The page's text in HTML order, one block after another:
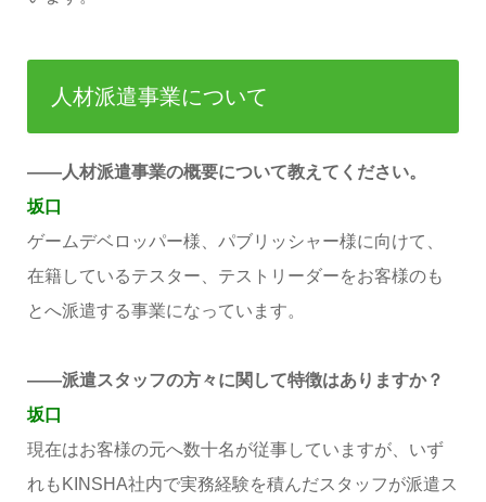
人材派遣事業について
――人材派遣事業の概要について教えてください。
坂口
ゲームデベロッパー様、パブリッシャー様に向けて、
在籍しているテスター、テストリーダーをお客様のも
とへ派遣する事業になっています。
――派遣スタッフの方々に関して特徴はありますか？
坂口
現在はお客様の元へ数十名が従事していますが、いず
れもKINSHA社内で実務経験を積んだスタッフが派遣ス